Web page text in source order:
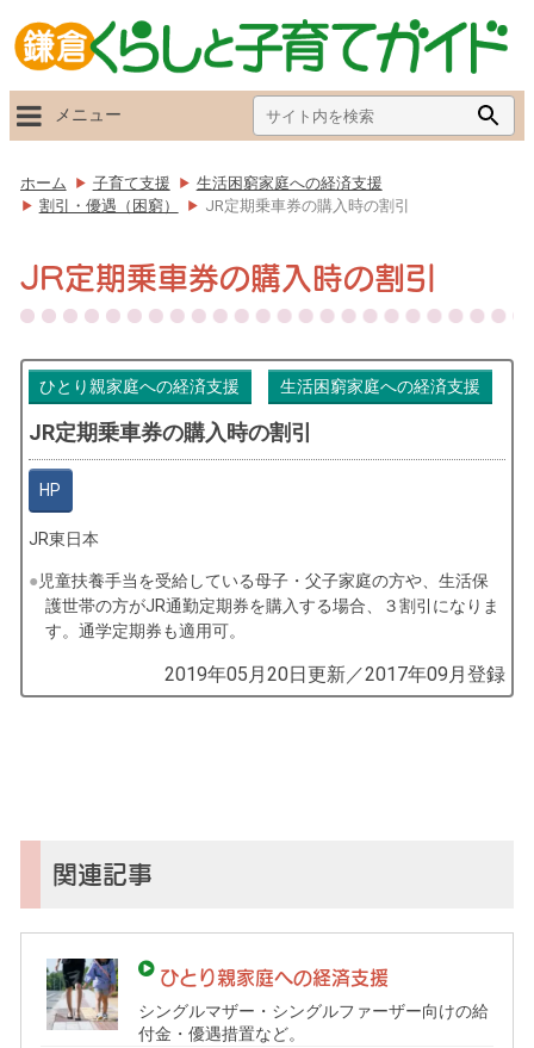
Search
for:
メニュー
ホーム 子育て支援
生活困窮家庭への経済支援
割引・優遇（困窮）
JR定期乗車券の購入時の割引
JR定期乗車券の購入時の割引
ひとり親家庭への経済支援 生活困窮家庭への経済支援
JR定期乗車券の購入時の割引
HP
JR東日本
児童扶養手当を受給している母子・父子家庭の方や、生活保
護世帯の方がJR通勤定期券を購入する場合、３割引になりま
す。通学定期券も適用可。
2019年05月20日更新／2017年09月登録
コ
倉
て
ド）
関連記事
ひとり親家庭への経済支援
シングルマザー・シングルファーザー向けの給
付金・優遇措置など。